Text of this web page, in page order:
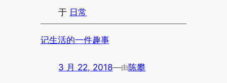
于 日常
记生活的一件趣事
3 月 22, 2018—由陈攀